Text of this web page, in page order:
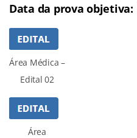
Data da prova objetiva:
Área Médica –
Edital 02
Área